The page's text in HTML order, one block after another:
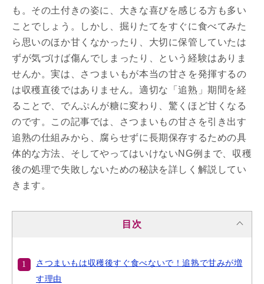
も。その土付きの姿に、大きな喜びを感じる方も多い
ことでしょう。しかし、掘りたてをすぐに食べてみた
ら思いのほか甘くなかったり、大切に保管していたは
ずが気づけば傷んでしまったり、という経験はありま
せんか。実は、さつまいもが本当の甘さを発揮するの
は収穫直後ではありません。適切な「追熟」期間を経
ることで、でんぷんが糖に変わり、驚くほど甘くなる
のです。この記事では、さつまいもの甘さを引き出す
追熟の仕組みから、腐らせずに長期保存するための具
体的な方法、そしてやってはいけないNG例まで、収穫
後の処理で失敗しないための秘訣を詳しく解説してい
きます。
目次
さつまいもは収穫後すぐ食べないで！追熟で甘みが増
す理由